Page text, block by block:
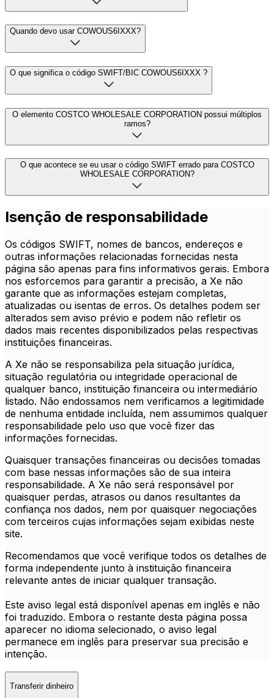
Quando devo usar COWOUS6IXXX?
O que significa o código SWIFT/BIC COWOUS6IXXX ?
O elemento COSTCO WHOLESALE CORPORATION possui múltiplos
ramos?
O que acontece se eu usar o código SWIFT errado para COSTCO
WHOLESALE CORPORATION?
Isenção de responsabilidade
Os códigos SWIFT, nomes de bancos, endereços e
outras informações relacionadas fornecidas nesta
página são apenas para fins informativos gerais. Embora
nos esforcemos para garantir a precisão, a Xe não
garante que as informações estejam completas,
atualizadas ou isentas de erros. Os detalhes podem ser
alterados sem aviso prévio e podem não refletir os
dados mais recentes disponibilizados pelas respectivas
instituições financeiras.
A Xe não se responsabiliza pela situação jurídica,
situação regulatória ou integridade operacional de
qualquer banco, instituição financeira ou intermediário
listado. Não endossamos nem verificamos a legitimidade
de nenhuma entidade incluída, nem assumimos qualquer
responsabilidade pelo uso que você fizer das
informações fornecidas.
Quaisquer transações financeiras ou decisões tomadas
com base nessas informações são de sua inteira
responsabilidade. A Xe não será responsável por
quaisquer perdas, atrasos ou danos resultantes da
confiança nos dados, nem por quaisquer negociações
com terceiros cujas informações sejam exibidas neste
site.
Recomendamos que você verifique todos os detalhes de
forma independente junto à instituição financeira
relevante antes de iniciar qualquer transação.
Este aviso legal está disponível apenas em inglês e não
foi traduzido. Embora o restante desta página possa
aparecer no idioma selecionado, o aviso legal
permanece em inglês para preservar sua precisão e
intenção.
Transferir dinheiro